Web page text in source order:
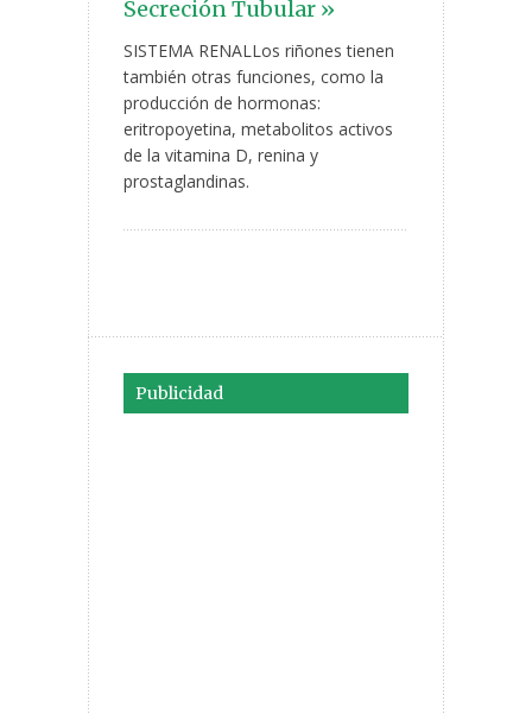
Secreción Tubular »
SISTEMA RENALLos riñones tienen
también otras funciones, como la
producción de hormonas:
eritropoyetina, metabolitos activos
de la vitamina D, renina y
prostaglandinas.
Publicidad